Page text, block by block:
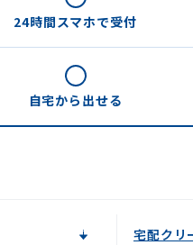
24時間スマホで受付
自宅から 出せる
宅配クリ